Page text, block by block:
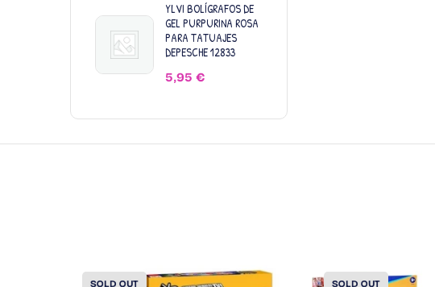
YLVI BOLÍGRAFOS DE
GEL PURPURINA ROSA
PARA TATUAJES
DEPESCHE 12833
5,95 €
SOLD OUT SOLD OUT